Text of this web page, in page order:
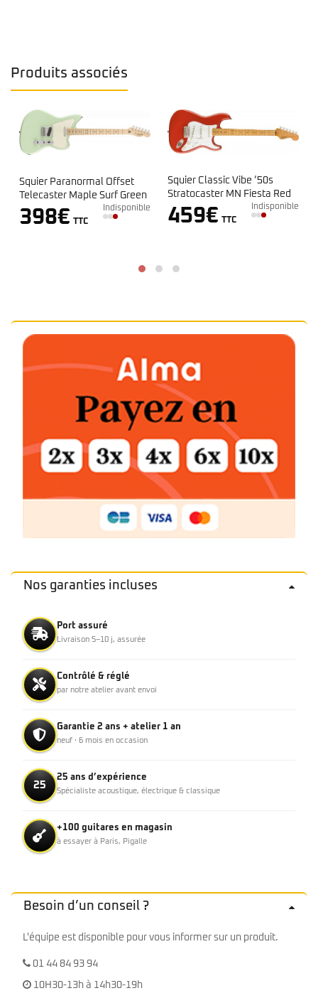
Produits associés
Offset
Green
Squier Classic Vibe ’50s
Stratocaster MN Fiesta Red
459 € TTC
Indisponible
Squier Bullet
Black
179 € TTC
Nos garanties incluses
Port assuré
Livraison 5–10 j, assurée
Contrôlé & réglé
par notre atelier avant envoi
Garantie 2 ans + atelier 1 an
neuf · 6 mois en occasion
25
25 ans d’expérience
Spécialiste acoustique, électrique & classique
+100 guitares en magasin
à essayer à Paris, Pigalle
Besoin d’un conseil ?
L'équipe est disponible pour vous informer sur un produit.
01 44 84 93 94
10H30-13h à 14h30-19h